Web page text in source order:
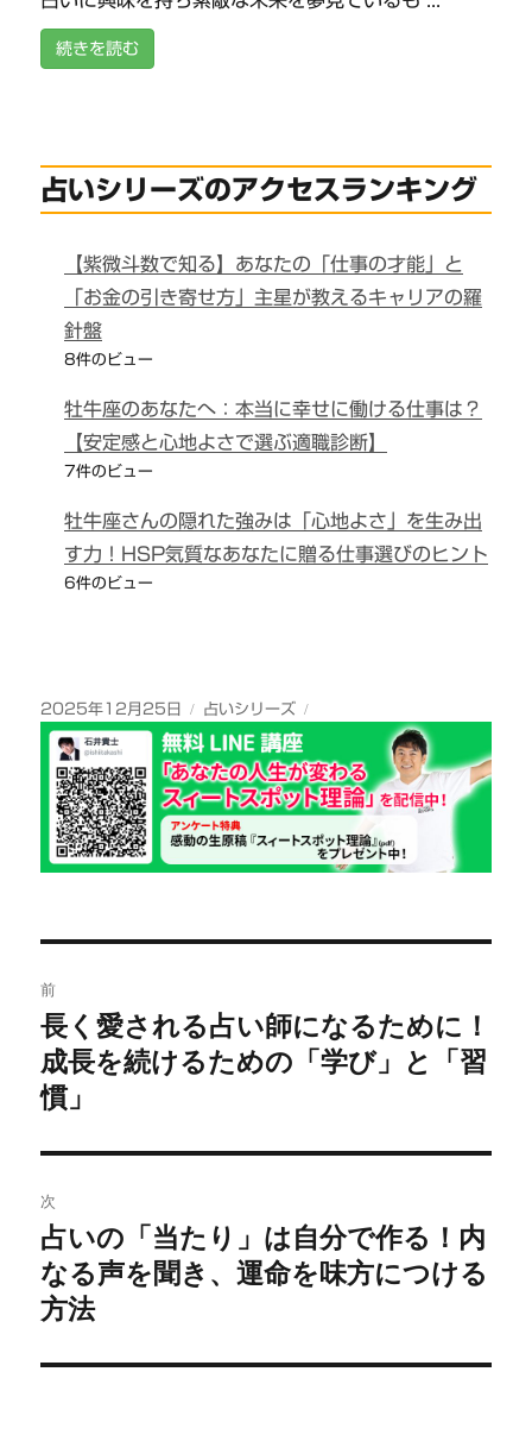
続きを読む
占いシリーズのアクセスランキング
【紫微斗数で知る】あなたの「仕事の才能」と
「お金の引き寄せ方」主星が教えるキャリアの羅
針盤
8件のビュー
牡牛座のあなたへ：本当に幸せに働ける仕事は？
【安定感と心地よさで選ぶ適職診断】
7件のビュー
牡牛座さんの隠れた強みは「心地よさ」を生み出
す力！HSP気質なあなたに贈る仕事選びのヒント
6件のビュー
投
稿
2025年12月25日
カ
テ
ゴ
リ
占いシリーズ
稿
ナ
ビ
ー
シ
ョ
ン
前
前
の
投
長く愛される占い師になるために！
成長を続けるための「学び」と「習
慣」
次
次
の
投
占いの「当たり」は自分で作る！内
なる声を聞き、運命を味方につける
方法